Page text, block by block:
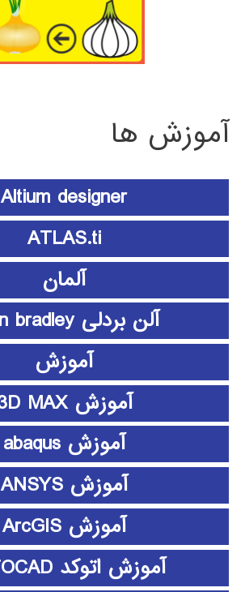
آموزش ها
Altium designer
ATLAS.ti
آلمان
آلن بردلی Allen bradley
آموزش
آموزش 3D MAX
آموزش abaqus
آموزش ANSYS
آموزش ArcGIS
آموزش اتوکد AUTOCAD